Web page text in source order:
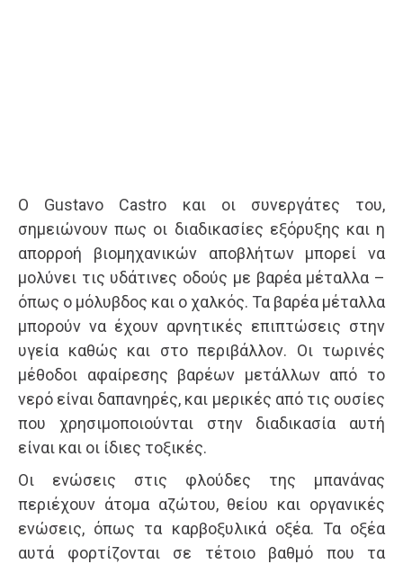
Ο Gustavo Castro και οι συνεργάτες του,
σημειώνουν πως οι διαδικασίες εξόρυξης και η
απορροή βιομηχανικών αποβλήτων μπορεί να
μολύνει τις υδάτινες οδούς με βαρέα μέταλλα –
όπως ο μόλυβδος και ο χαλκός. Τα βαρέα μέταλλα
μπορούν να έχουν αρνητικές επιπτώσεις στην
υγεία καθώς και στο περιβάλλον. Οι τωρινές
μέθοδοι αφαίρεσης βαρέων μετάλλων από το
νερό είναι δαπανηρές, και μερικές από τις ουσίες
που χρησιμοποιούνται στην διαδικασία αυτή
είναι και οι ίδιες τοξικές.
Οι ενώσεις στις φλούδες της μπανάνας
περιέχουν άτομα αζώτου, θείου και οργανικές
ενώσεις, όπως τα καρβοξυλικά οξέα. Τα οξέα
αυτά φορτίζονται σε τέτοιο βαθμό που τα